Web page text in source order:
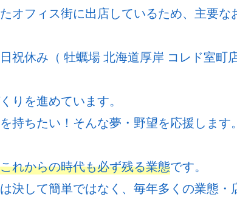
オフィス街に出店しているため、主要な
祝休み（ 牡蠣場 北海道厚岸 コレド室町
りを進めています。
持ちたい！そんな夢・野望を応援します。
これからの時代も必ず残る業態です。
決して簡単ではなく、毎年多くの業態・